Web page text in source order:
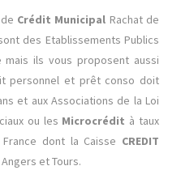
Crédit Municipal Rachat de
des Etablissements Publics
ils vous proposent aussi
personnel et prêt conso doit
et aux Associations de la Loi
ou les Microcrédit à taux
dont la Caisse CREDIT
et Tours.